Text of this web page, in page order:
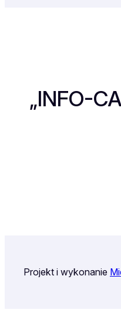
„INFO-
Projekt i wykonanie